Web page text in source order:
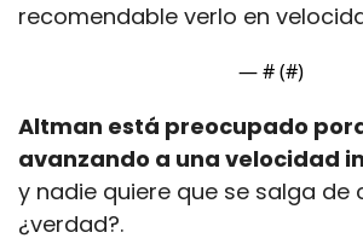
recomendable verlo en
— # (#)
Altman está preocupado
avanzando a una velocidad
y nadie quiere que se salga de
¿verdad?.